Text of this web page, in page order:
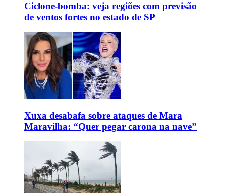
Ciclone-bomba: veja regiões com previsão
de ventos fortes no estado de SP
Xuxa desabafa sobre ataques de Mara
Maravilha: “Quer pegar carona na nave”